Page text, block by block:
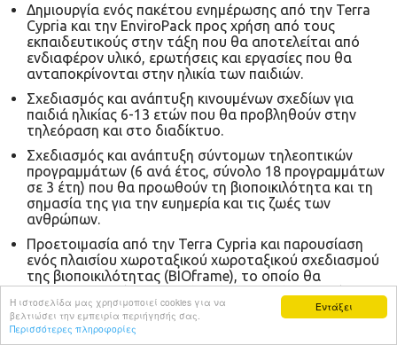
Εντάξει
Η ιστοσελίδα μας χρησιμοποιεί cookies για να
βελτιώσει την εμπειρία περιήγησής σας.
Περισσότερες πληροφορίες
Δημιουργία ενός πακέτου ενημέρωσης από την Terra
Cypria και την EnviroPack προς χρήση από τους
εκπαιδευτικούς στην τάξη που θα αποτελείται από
ενδιαφέρον υλικό, ερωτήσεις και εργασίες που θα
ανταποκρίνονται στην ηλικία των παιδιών.
Σχεδιασμός και ανάπτυξη κινουμένων σχεδίων για
παιδιά ηλικίας 6-13 ετών που θα προβληθούν στην
τηλεόραση και στο διαδίκτυο.
Σχεδιασμός και ανάπτυξη σύντομων τηλεοπτικών
προγραμμάτων (6 ανά έτος, σύνολο 18 προγραμμάτων
σε 3 έτη) που θα προωθούν τη βιοποικιλότητα και τη
σημασία της για την ευημερία και τις ζωές των
ανθρώπων.
Προετοιμασία από την Terra Cypria και παρουσίαση
ενός πλαισίου χωροταξικού χωροταξικού σχεδιασμού
της βιοποικιλότητας (BIOframe), το οποίο θα
χρησιμοποιηθεί ως οπτικό βοήθημα από τοπικούς
σχεδιαστές/ιθύνοντες και θα παρουσιαστεί σε
σεμινάρια κατάρτισης για τους γραφειοκράτες και τις
τοπικές αρχές.